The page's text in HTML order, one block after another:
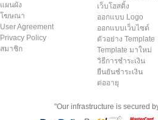
แผนผัง
โฆษณา
User Agreement
Privacy Policy
สมาชิก
เว็บโฮสติ้ง
ออกแบบ Logo
ออกแบบเว็บไซต์
ตัวอย่าง Template
Template มาใหม่
วิธีการชำระเงิน
ยืนยันชำระเงิน
ต่ออายุ
"Our infrastructure is secured